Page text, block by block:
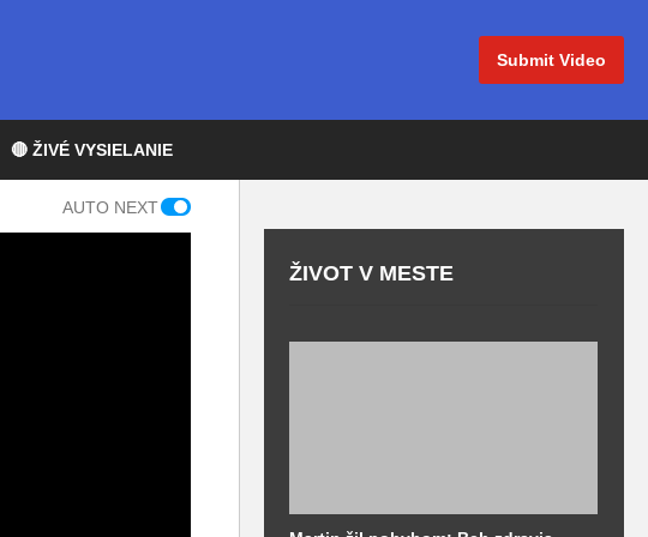
Submit Video
🔴 ŽIVÉ VYSIELANIE
AUTO NEXT
ŽIVOT V MESTE